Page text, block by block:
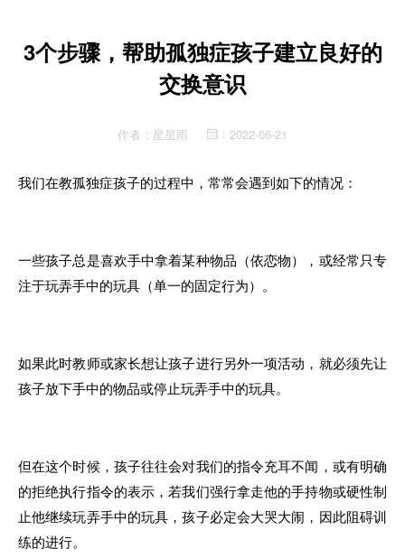
3个步骤，帮助孤独症孩子建立良好的
交换意识
作者： 星星雨 ： 2022-06-21
我们在教孤独症孩子的过程中，常常会遇到如下的情况 ：
一些孩子总是喜欢手中拿着某种物品（依恋物） ， 或经常只专
注于玩弄手中的玩具（单一的固定行为） 。
如果此时教师或家长想让孩子进行另外一项活动 ，就必须先让
孩子放下手中的物品或停止玩弄手中的玩具。
但在这个时候，孩子往往会对我们的指令充耳不闻 ， 或有明确
的拒绝执行指令的表示，若我们强行拿走他的手持物或硬性制
止他继续玩弄手中的玩具 ，孩子必定会大哭大闹 ， 因此阻碍训
练的进行。